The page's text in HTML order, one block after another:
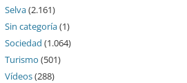
Selva(2.161)
Sin categoría(1)
Sociedad (1.064)
Turismo (501)
Vídeos(288)